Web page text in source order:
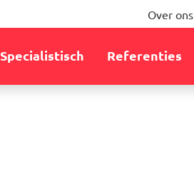
Specialistisch Referenties
Over ons